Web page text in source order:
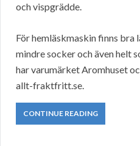
och vispgrädde.
För hemläskmaskin finns bra
mindre socker och även helt
har varumärket Aromhuset
allt-fraktfritt.se.
CONTINUE READING